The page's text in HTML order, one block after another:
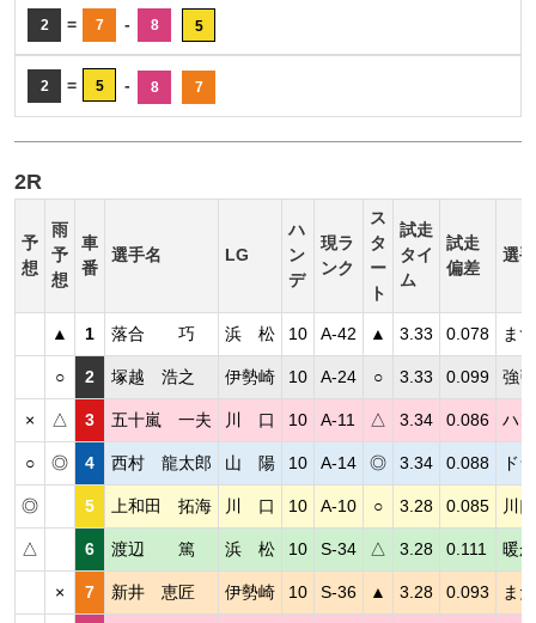
2 = 7 - 8 5
2 = 5 - 8 7
2R
予
想
雨
予
想
車
番
選手名 LG
ハ
ン
デ
現ラ
ンク
ス
タ
ー
ト
試走
タイ
ム
試走
偏差
選
▲ 1 落合 巧 浜 松 10 A-42 ▲ 3.33 0.078 ま
○ 2 塚越 浩之 伊勢崎 10 A-24 ○ 3.33 0.099 強
× △ 3 五十嵐 一夫 川 口 10 A-11 △ 3.34 0.086 ハ
○ ◎ 4 西村 龍太郎 山 陽 10 A-14 ◎ 3.34 0.088 ド
◎ 5 上和田 拓海 川 口 10 A-10 ○ 3.28 0.085 川
△ 6 渡辺 篤 浜 松 10 S-34 △ 3.28 0.111 暖
× 7 新井 恵匠 伊勢崎 10 S-36 ▲ 3.28 0.093 ま